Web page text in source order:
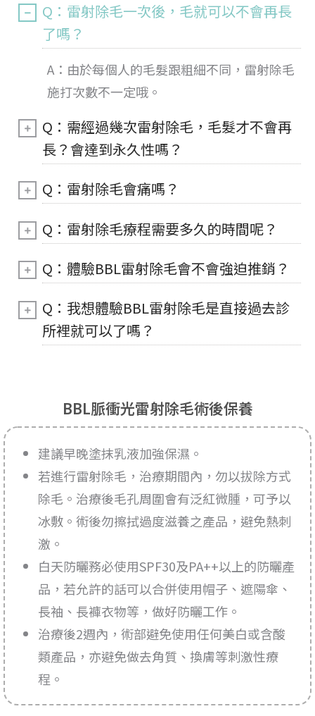
Q：雷射除毛一次後，毛就可以不會再長
了嗎？
A：由於每個人的毛髮跟粗細不同，雷射除毛
施打次數不一定哦。
Q：需經過幾次雷射除毛，毛髮才不會再
長？會達到永久性嗎？
Q：雷射除毛會痛嗎？
Q：雷射除毛療程需要多久的時間呢？
Q：體驗BBL雷射除毛會不會強迫推銷？
Q：我想體驗BBL雷射除毛是直接過去診
所裡就可以了嗎？
BBL脈衝光雷射除毛術後保養
建議早晚塗抹乳液加強保濕。
若進行雷射除毛，治療期間內，勿以拔除方式
除毛。治療後毛孔周圍會有泛紅微腫，可予以
冰敷。術後勿擦拭過度滋養之產品，避免熱刺
激。
白天防曬務必使用SPF30及PA++以上的防曬產
品，若允許的話可以合併使用帽子、遮陽傘、
長袖、長褲衣物等，做好防曬工作。
治療後2週內，術部避免使用任何美白或含酸
類產品，亦避免做去角質、換膚等刺激性療
程。